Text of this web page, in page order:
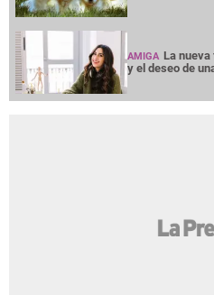
AMIGA La
y el deseo de